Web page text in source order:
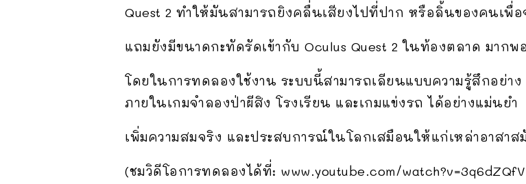
Quest 2 ทำให้มันสามารถยิงคลื่นเสียงไปที่ปาก หรือลิ้นของคนเพื่อ
แถมยังมีขนาดกะทัดรัดเข้ากับ Oculus Quest 2 ในท้องตลาด มากพ
โดยในการทดลองใช้งาน ระบบนี้สามารถเลียนแบบความรู้สึกอย่
ภายในเกมจำลองป่าผีสิง โรงเรียน และเกมแข่งรถ ได้อย่างแม่นยำ
เพิ่มความสมจริง และประสบการณ์ในโลกเสมือนให้แก่เหล่าอาสาส
(ชมวิดีโอการทดลองได้ที่: www.youtube.com/